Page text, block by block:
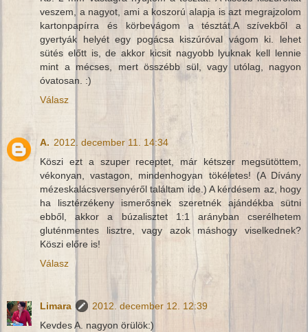
veszem, a nagyot, ami a koszorú alapja is azt megrajzolom
kartonpapírra és körbevágom a tésztát.A szívekből a
gyertyák helyét egy pogácsa kiszúróval vágom ki. lehet
sütés előtt is, de akkor kicsit nagyobb lyuknak kell lennie
mint a mécses, mert összébb sül, vagy utólag, nagyon
óvatosan. :)
Válasz
A. 2012. december 11. 14:34
Köszi ezt a szuper receptet, már kétszer megsütöttem,
vékonyan, vastagon, mindenhogyan tökéletes! (A Dívány
mézeskalácsversenyéről találtam ide.) A kérdésem az, hogy
ha lisztérzékeny ismerősnek szeretnék ajándékba sütni
ebből, akkor a búzalisztet 1:1 arányban cserélhetem
gluténmentes lisztre, vagy azok máshogy viselkednek?
Köszi előre is!
Válasz
Limara
2012. december 12. 12:39
Kevdes A. nagyon örülök:)